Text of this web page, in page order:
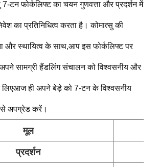
टन फोर्कलिफ्ट का चयन गुणवत्ता और प्रदर्शन में
का प्रतिनिधित्व करता है। कोमात्सु की
और स्थायित्व के साथ,आप इस फोर्कलिफ्ट पर
सामग्री हैंडलिंग संचालन को विश्वसनीय और
ही अपने बेड़े को 7-टन के विश्वसनीय
से अपग्रेड करें।
मूल
प्रदर्शन